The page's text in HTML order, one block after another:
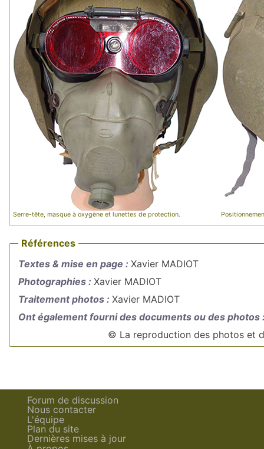
Serre-tête, masque à oxygène et lunettes de protection.
Références
Textes & mise en page : Xavier MADIOT
Photographies : Xavier MADIOT
Traitement photos : Xavier MADIOT
Ont également fourni des documents ou des photos
© La reproduction des photos et
Forum de discussion
Nous contacter
L'équipe
Plan du site
Dernières mises à jour